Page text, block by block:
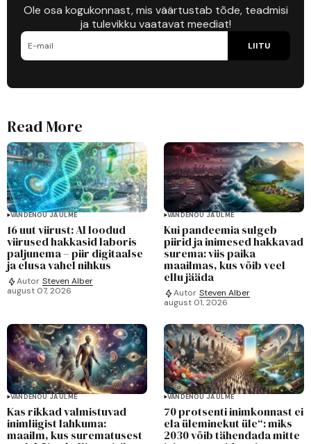
Ole osa kogukonnast, mis väärtustab tõde, teadmisi
ja tulevikku vaatavat meediat!
LIITU
Read More
VANDENÕU JA ULME
16 uut viirust: AI loodud
viirused hakkasid laboris
paljunema – piir digitaalse
ja elusa vahel nihkus
Autor Steven Alber
august 07, 2026
VANDENÕU JA ULME
Kui pandeemia sulgeb
piirid ja inimesed hakkavad
surema: viis paika
maailmas, kus võib veel
ellu jääda
Autor Steven Alber
august 01, 2026
VANDENÕU JA ULME
Kas rikkad valmistuvad
inimliigist lahkuma:
maailm, kus surematusest
VANDENÕU JA ULME
70 protsenti inimkonnast ei
ela üleminekut üle“: miks
2030 võib tähendada mitte